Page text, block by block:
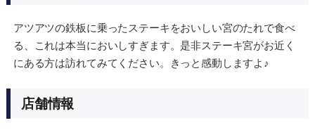
アツアツの鉄板に乗ったステーキをおいしい宮のたれで食べ
る、これは本当においしすぎます。是非ステーキ宮がお近く
にある方は訪れてみてください。きっと感動しますよ♪
店舗情報